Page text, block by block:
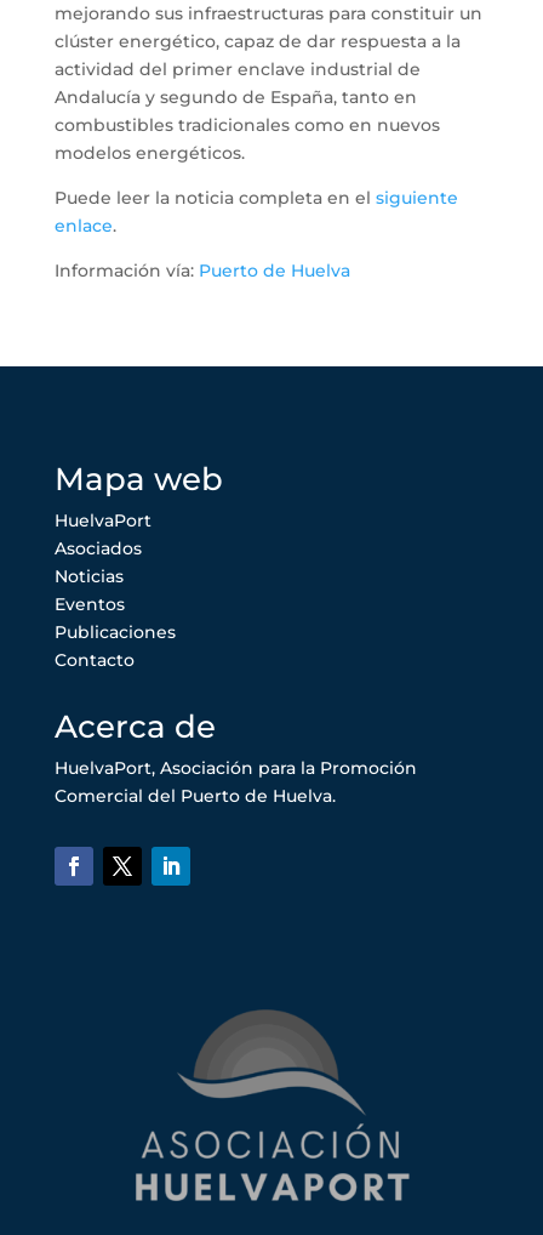
mejorando sus infraestructuras para constituir un
clúster energético, capaz de dar respuesta a la
actividad del primer enclave industrial de
Andalucía y segundo de España, tanto en
combustibles tradicionales como en nuevos
modelos energéticos.
Puede leer la noticia completa en el siguiente
enlace.
Información vía: Puerto de Huelva
Mapa web
HuelvaPort
Asociados
Noticias
Eventos
Publicaciones
Contacto
Acerca de
HuelvaPort, Asociación para la Promoción
Comercial del Puerto de Huelva.